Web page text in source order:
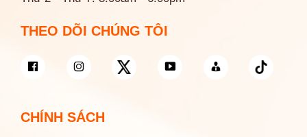
THEO DÕI CHÚNG TÔI
CHÍNH SÁCH